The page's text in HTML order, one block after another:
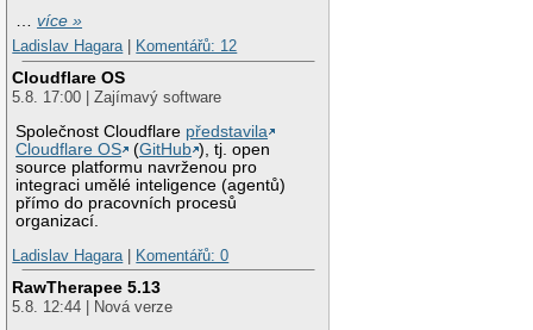
…více »
Ladislav Hagara| Komentářů: 12
Cloudflare OS
5.8. 17:00 | Zajímavý software
Společnost Cloudflare představila
Cloudflare OS
(GitHub ), tj. open
source platformu navrženou pro
integraci umělé inteligence (agentů)
přímo do pracovních procesů
organizací.
Ladislav Hagara| Komentářů: 0
RawTherapee 5.13
5.8. 12:44 | Nová verze